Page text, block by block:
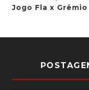
Jogo Fla x Grêmio